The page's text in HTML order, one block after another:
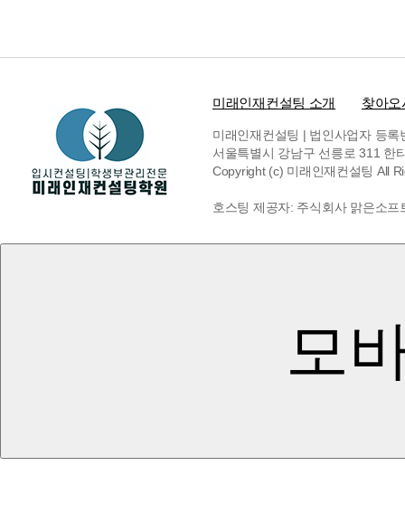
미래인재컨설팅 소개 찾아
미래인재컨설팅 | 법인사업자 등
서울특별시 강남구 선릉로 311 한
Copyright (c) 미래인재컨설팅 All
호스팅 제공자: 주식회사 맑은소
모